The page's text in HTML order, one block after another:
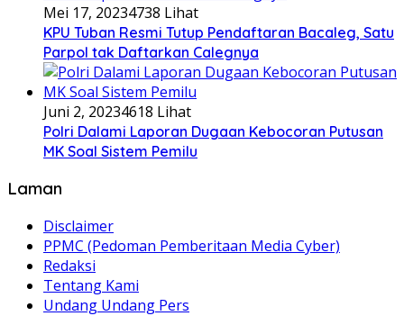
Mei 17, 20234738 Lihat
KPU Tuban Resmi Tutup Pendaftaran Bacaleg, Satu
Parpol tak Daftarkan Calegnya
Juni 2, 20234618 Lihat
Polri Dalami Laporan Dugaan Kebocoran Putusan
MK Soal Sistem Pemilu
Laman
Disclaimer
PPMC (Pedoman Pemberitaan Media Cyber)
Redaksi
Tentang Kami
Undang Undang Pers